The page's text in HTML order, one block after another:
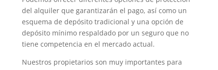
del alquiler que garantizarán el pago, así como un
esquema de depósito tradicional y una opción de
depósito mínimo respaldado por un seguro que no
tiene competencia en el mercado actual.
Nuestros propietarios son muy importantes para